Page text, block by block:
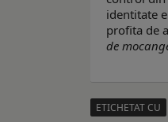
identitate
profita de
de
ETICHETAT CU